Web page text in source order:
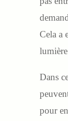
Cela a
Dans
pour